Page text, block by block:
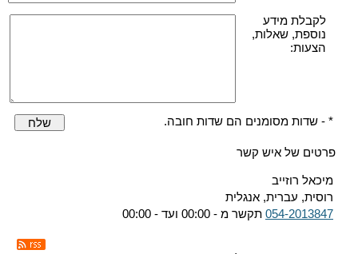
לקבלת מידע
נוספת, שאלות,
הצעות:
* - שדות מסומנים הם שדות חובה. שלח
פרטים של איש קשר
מיכאל רוזייב
רוסית, עברית, אנגלית
054-2013847 תקשר מ - 00:00 ועד - 00:00